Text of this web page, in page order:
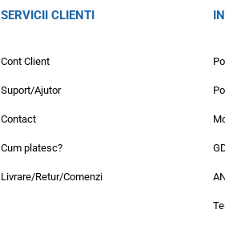
SERVICII CLIENTI
Cont Client
Suport/Ajutor
Contact
Cum platesc?
Livrare/Retur/Comenzi